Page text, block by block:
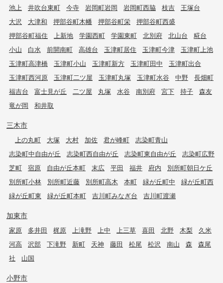
池上
井吹台東町 今寺 岩岡町岩岡 岩岡町西脇 枝吉
王塚台
大沢
大津和 押部谷町木幡 押部谷町栄
押部谷町西盛
押部谷町福住
上新地 学園西町 学園東町 北別府 北山台
糀台
小山
白水 前開南町 高雄台 玉津町居住 玉津町今津
玉津町上池
玉津町高津橋
玉津町小山 玉津町新方 玉津町田中
玉津町出合
玉津町西河原
玉津町二ツ屋 玉津町丸塚 玉津町水谷 中野
長畑町
福吉台
富士見が丘 二ツ屋 丸塚 水谷 南別府 宮下 持子
森友
竜が岡
和井取
三木市
上の丸町 大塚 大村 加佐 君が峰町
志染町青山
志染町中自由が丘
志染町西自由が丘 志染町東自由が丘
志染町広野
芝町
宿原 自由が丘本町 末広 平田 福井 府内
別所町朝日ケ丘
別所町小林
別所町近藤 別所町高木 本町 緑が丘町中
緑が丘町西
緑が丘町東
緑が丘町本町 吉川町みなぎ台 吉川町渡瀬
加東市
家原 多井田 梶原 上滝野 上中 上三草 喜田 北野 木梨
久米
河高
沢部 下滝野 新町 天神 藤田 松尾 松沢 南山 森
森尾
社
山国
小野市